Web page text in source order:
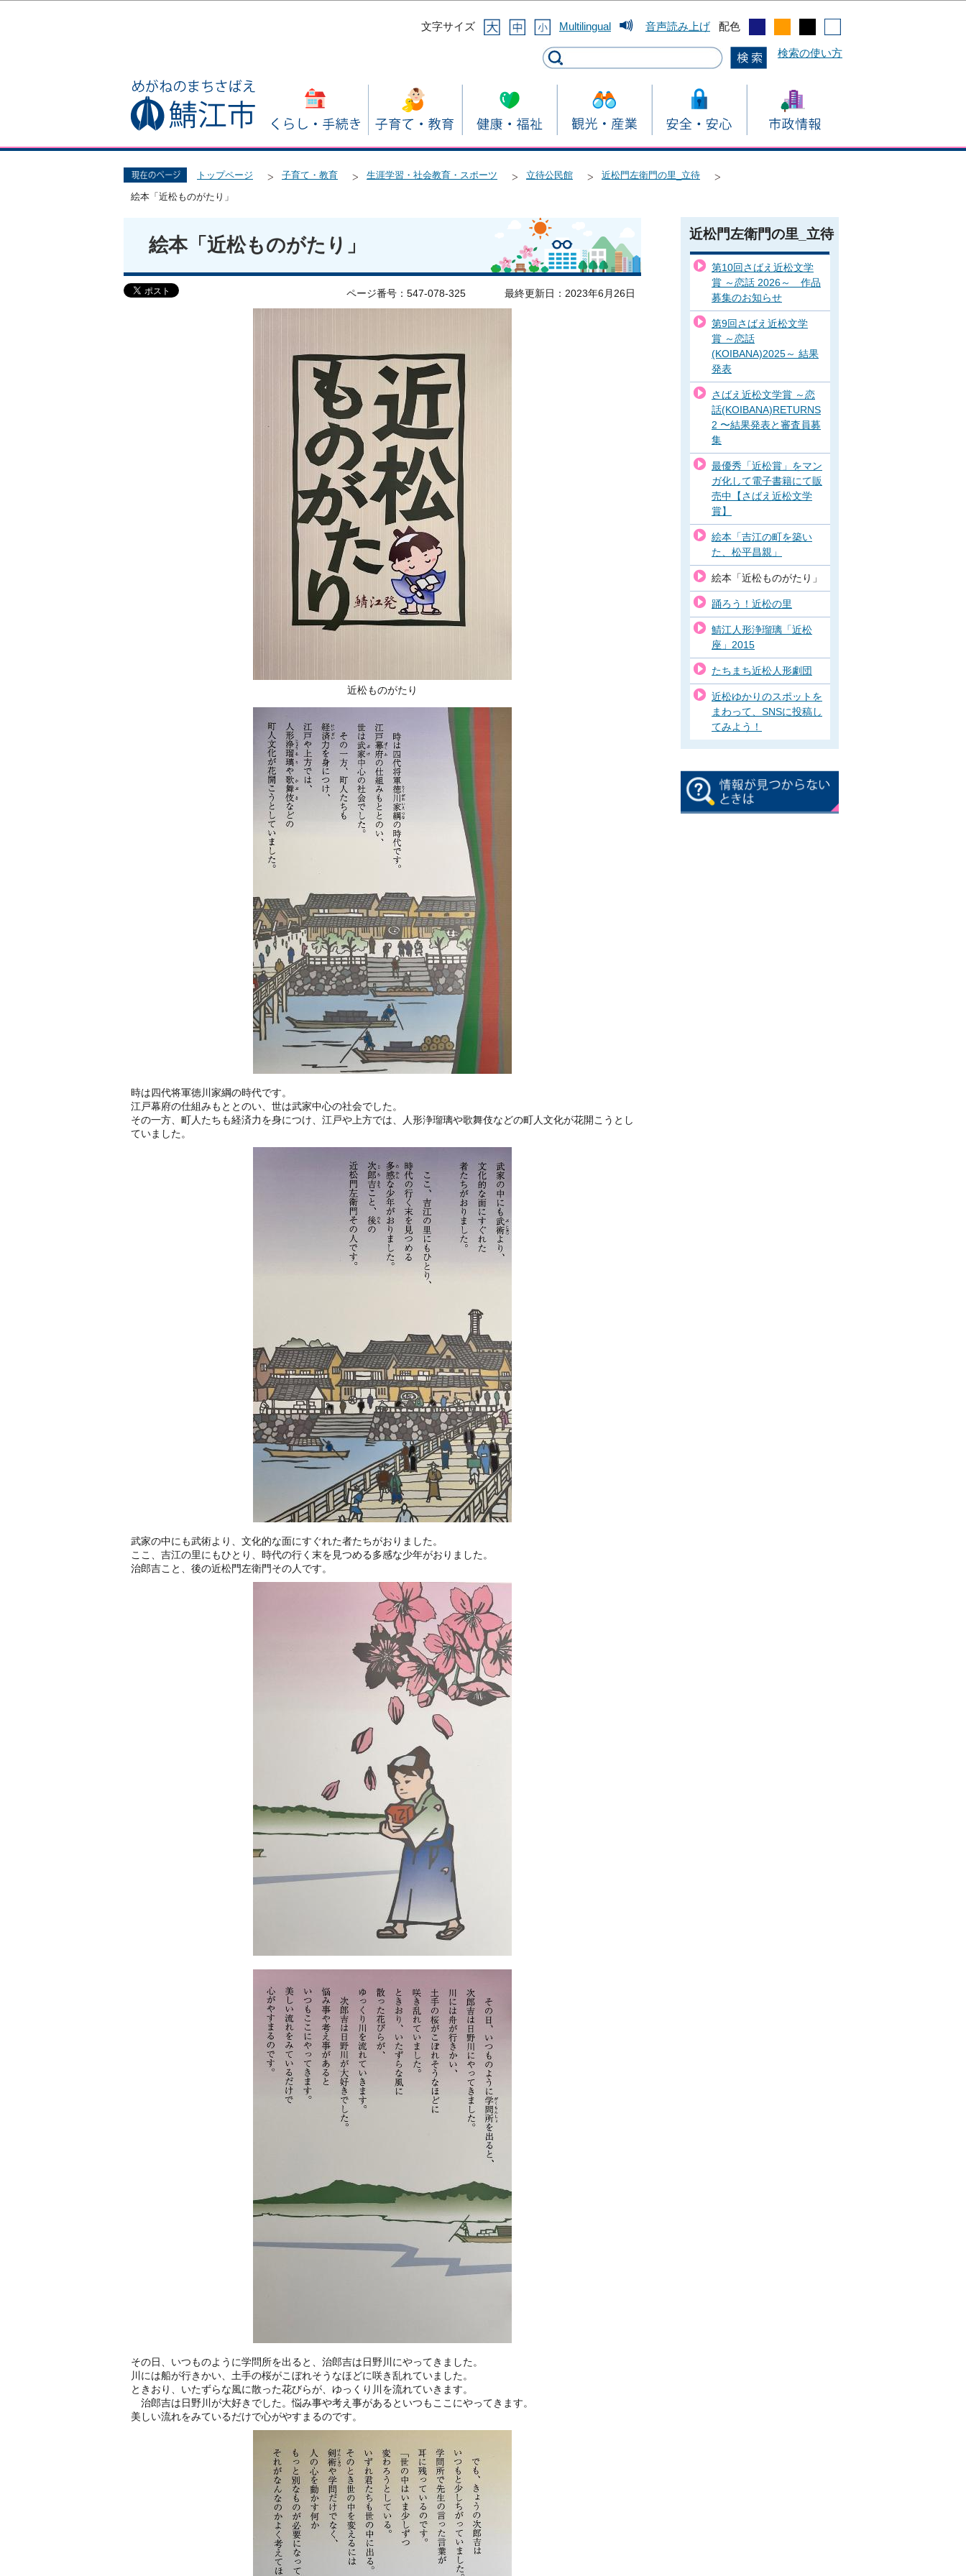
文字サイズ
Multilingual 音声読み上げ 配色
検索の使い方
トップページ 子育て・教育 生涯学習・社会教育・スポーツ 立待公民館
近松門左衛門の里_立待
絵本「近松ものがたり」
絵本「近松ものがたり」
ページ番号：547-078-325 最終更新日：2023年6月26日
近松ものがたり
時は四代将軍徳川家綱の時代です。
江戸幕府の仕組みもととのい、世は武家中心の社会でした。
その一方、町人たちも経済力を身につけ、江戸や上方では、人形浄瑠璃や歌舞伎などの町人文化が花開こうとし
ていました。
武家の中にも武術より、文化的な面にすぐれた者たちがおりました。
ここ、吉江の里にもひとり、時代の行く末を見つめる多感な少年がおりました。
治郎吉こと、後の近松門左衛門その人です。
その日、いつものように学問所を出ると、治郎吉は日野川にやってきました。
川には船が行きかい、土手の桜がこぼれそうなほどに咲き乱れていました。
ときおり、いたずらな風に散った花びらが、ゆっくり川を流れていきます。
治郎吉は日野川が大好きでした。悩み事や考え事があるといつもここにやってきます。
美しい流れをみているだけで心がやすまるのです。
近松門左衛門の里_立待
第10回さばえ近松文学
賞 ～恋話 2026～ 作品
募集のお知らせ
第9回さばえ近松文学
賞 ～恋話
(KOIBANA)2025～ 結果
発表
さばえ近松文学賞 ～恋
話(KOIBANA)RETURNS
2 〜結果発表と審査員募
集
最優秀「近松賞」をマン
ガ化して電子書籍にて販
売中【さばえ近松文学
賞】
絵本「吉江の町を築い
た、松平昌親」
絵本「近松ものがたり」
踊ろう！近松の里
鯖江人形浄瑠璃「近松
座」2015
たちまち近松人形劇団
近松ゆかりのスポットを
まわって、SNSに投稿し
てみよう！